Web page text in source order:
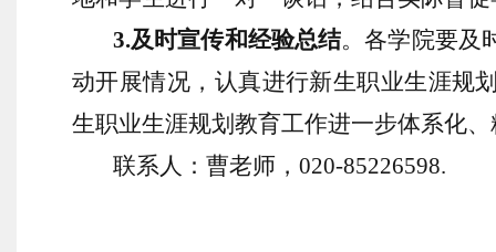
3.及时宣传和经验总结。各学院要及
动开展情况，认真进行新生职业生涯规
生职业生涯规划教育工作进一步体系化
联系人：曹老师， 020-85226598.